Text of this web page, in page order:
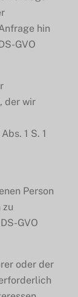
hin
GVO
der wir
1 S. 1
Person
zu
GVO
oder der